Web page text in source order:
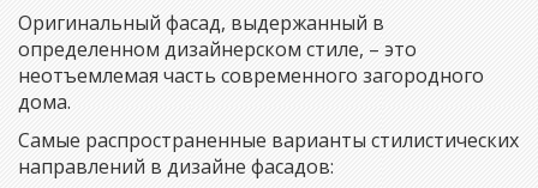
Оригинальный фасад, выдержанный в
определенном дизайнерском стиле, – это
неотъемлемая часть современного загородного
дома.
Самые распространенные варианты стилистических
направлений в дизайне фасадов: